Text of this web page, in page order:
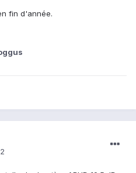
fin d'année.